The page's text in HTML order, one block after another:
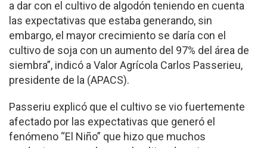
a dar con el cultivo de algodón teniendo en cuenta
las expectativas que estaba generando, sin
embargo, el mayor crecimiento se daría con el
cultivo de soja con un aumento del 97% del área de
siembra”, indicó a Valor Agrícola Carlos Passerieu,
presidente de la (APACS).
Passeriu explicó que el cultivo se vio fuertemente
afectado por las expectativas que generó el
fenómeno “El Niño” que hizo que muchos